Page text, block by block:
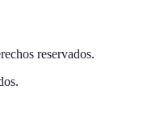
reservados.